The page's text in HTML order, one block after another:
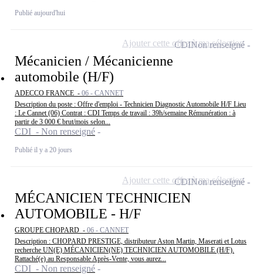
Publié aujourd'hui
Mécanicien / Mécanicienne
automobile (H/F)
ADECCO FRANCE - 06 - CANNET
Description du poste : Offre d'emploi - Technicien Diagnostic Automobile H/F Lieu
: Le Cannet (06) Contrat : CDI Temps de travail : 39h/semaine Rémunération : à
partir de 3 000 € brut/mois selon...
CDI - Non renseigné
Publié il y a 20 jours
CDINon renseigné
Ajouter cette offre à ma sélection
MÉCANICIEN TECHNICIEN
AUTOMOBILE - H/F
GROUPE CHOPARD - 06 - CANNET
Description : CHOPARD PRESTIGE, distributeur Aston Martin, Maserati et Lotus
recherche UN(E) MÉCANICIEN(NE) TECHNICIEN AUTOMOBILE (H/F).
Rattaché(e) au Responsable Après-Vente, vous aurez...
CDI - Non renseigné
CDINon renseigné
Ajouter cette offre à ma sélection